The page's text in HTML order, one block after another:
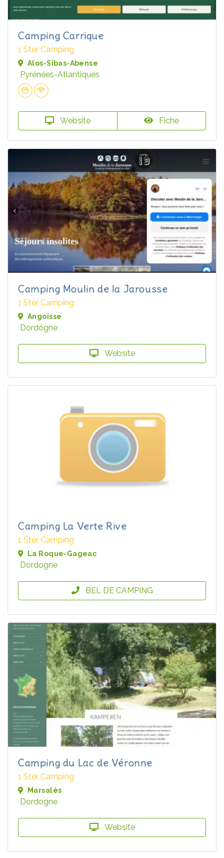
Camping Carrique
1 Ster Camping
Alos-Sibas-Abense
Pyrénées-Atlantiques
Website Fiche
Camping Moulin de la Jarousse
1 Ster Camping
Angoisse
Dordogne
Website
Camping La Verte Rive
1 Ster Camping
La Roque-Gageac
Dordogne
BEL DE CAMPING
Camping du Lac de Véronne
1 Ster Camping
Marsalès
Dordogne
Website